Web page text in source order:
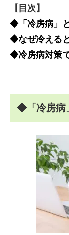
【目次】
◆「冷房病」
◆なぜ冷える
◆冷房病対策
◆「冷房病